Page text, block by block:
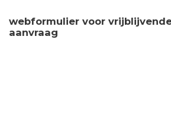
webformulier voor
aanvraag